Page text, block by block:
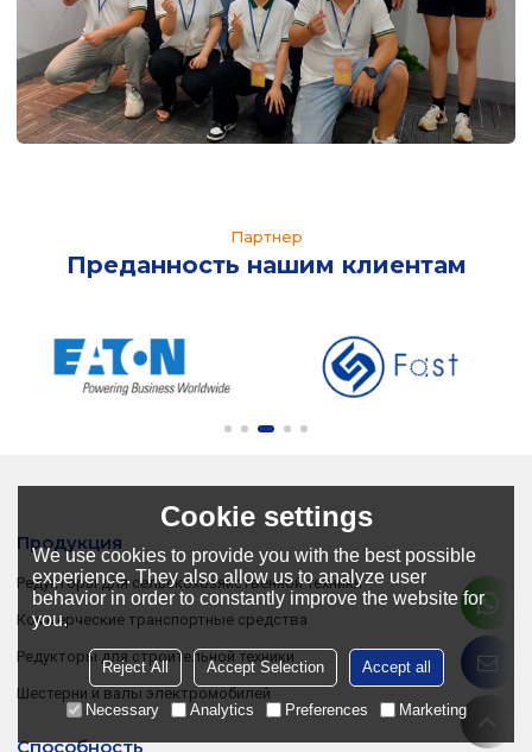
Партнер
Преданность нашим клиентам
Продукция
Редукторы для сельскохозяйственной техники
Коммерческие транспортные средства
Редукторы для строительной техники
Шестерни и валы электромобилей
Способность
Cookie settings
We use cookies to provide you with the best possible
experience. They also allow us to analyze user
behavior in order to constantly improve the website for
you.
Reject All Accept Selection Accept all
Necessary Analytics Preferences Marketing